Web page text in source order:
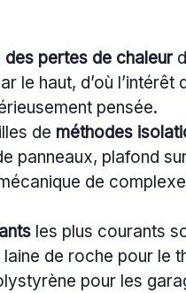
pertes de chaleur
le haut, d’où l’intérêt
pensée.
de méthodes
panneaux, plafond
de
les plus courants
de roche pour le
pour les